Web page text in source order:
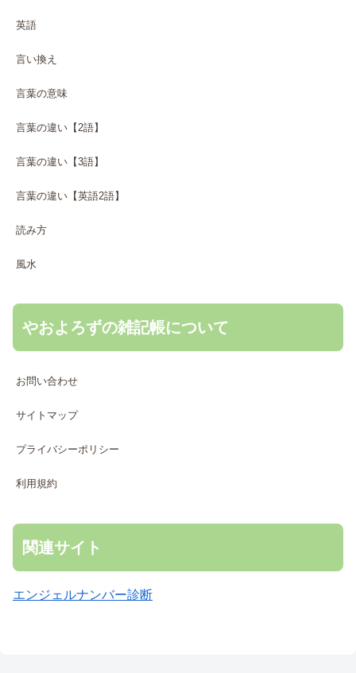
英語
言い換え
言葉の意味
言葉の違い【2語】
言葉の違い【3語】
言葉の違い【英語2語】
読み方
風水
やおよろずの雑記帳について
お問い合わせ
サイトマップ
プライバシーポリシー
利用規約
関連サイト
エンジェルナンバー診断